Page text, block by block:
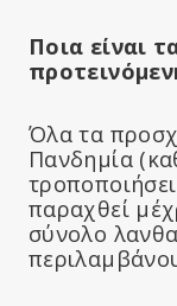
Ποια είναι
Όλα τα
Πανδημία
παραχθεί
σύνολο